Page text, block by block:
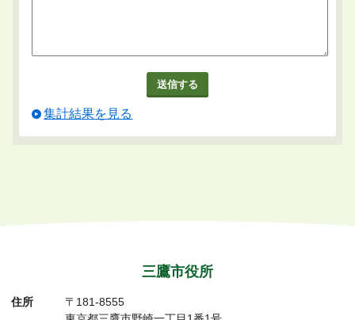
集計結果を見る
三鷹市役所
住所
〒181-8555